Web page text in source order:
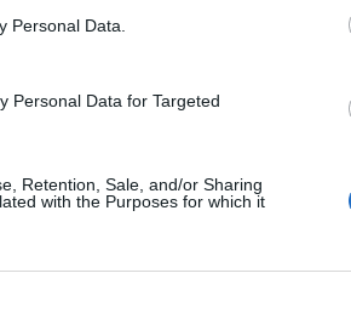
Personal Data.
Personal Data for Targeted
Retention, Sale, and/or Sharing
with the Purposes for which it